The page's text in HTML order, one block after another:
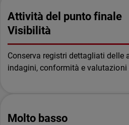
Attività del punto finale
Visibilità
Conserva registri dettagliati delle
indagini, conformità e valutazioni
Molto basso